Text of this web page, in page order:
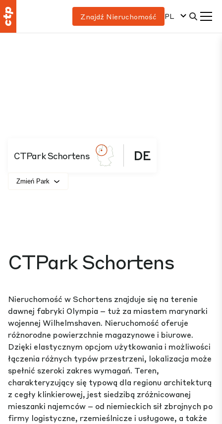
Znajdź Nieruchomość PL
CTPark Schortens DE
Zmień Park
CTPark Schortens
Nieruchomość w Schortens znajduje się na terenie
dawnej fabryki Olympia – tuż za miastem marynarki
wojennej Wilhelmshaven. Nieruchomość oferuje
różnorodne powierzchnie magazynowe i biurowe.
Dzięki elastycznym opcjom użytkowania i możliwości
łączenia różnych typów przestrzeni, lokalizacja może
spełnić szeroki zakres wymagań. Teren,
charakteryzujący się typową dla regionu architekturą
z cegły klinkierowej, jest siedzibą zróżnicowanej
mieszanki najemców – od niemieckich sił zbrojnych po
firmy logistyczne, rzemieślnicze i usługowe, a także